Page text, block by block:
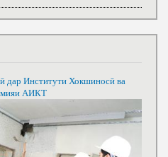
дар Институти Хокшиносӣ ва
АИКТ